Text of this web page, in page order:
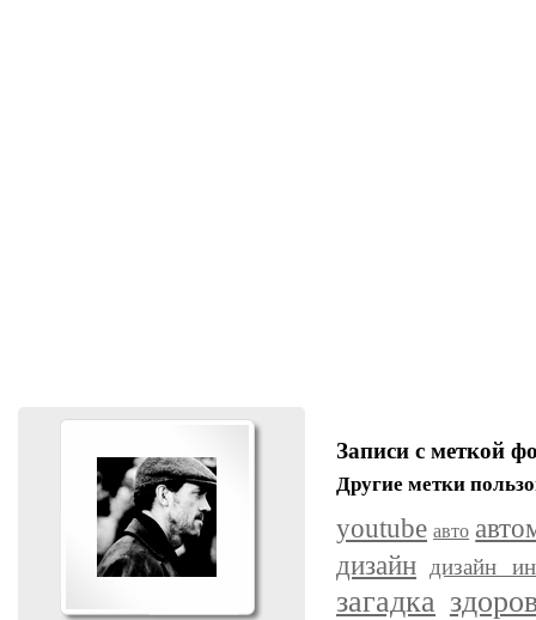
Записи с меткой
Другие метки
youtube авто
дизайн дизайн
загадка